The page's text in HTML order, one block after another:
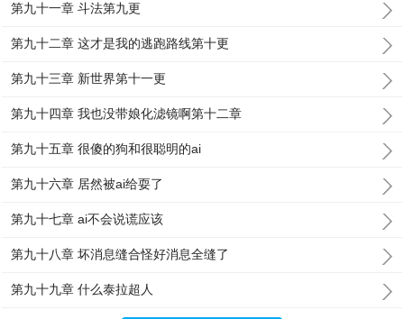
第九十一章 斗法第九更
第九十二章 这才是我的逃跑路线第十更
第九十三章 新世界第十一更
第九十四章 我也没带娘化滤镜啊第十二章
第九十五章 很傻的狗和很聪明的ai
第九十六章 居然被ai给耍了
第九十七章 ai不会说谎应该
第九十八章 坏消息缝合怪好消息全缝了
第九十九章 什么泰拉超人